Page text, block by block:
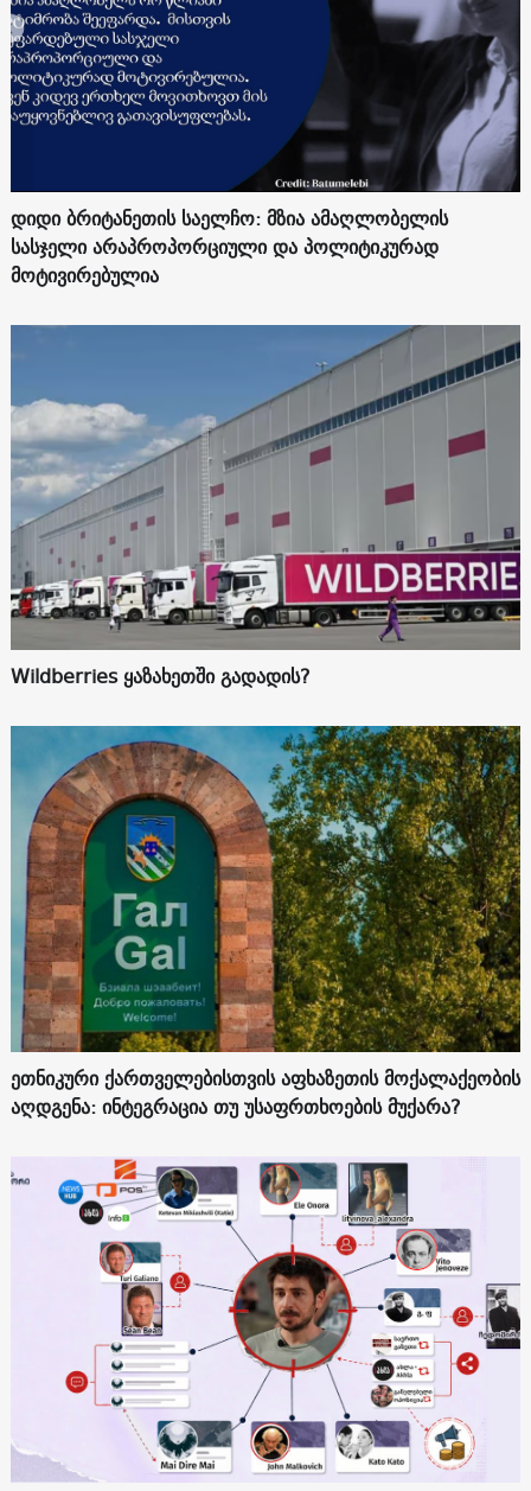
დიდი ბრიტანეთის საელჩო: მზია ამაღლობელის
სასჯელი არაპროპორციული და პოლიტიკურად
მოტივირებულია
Wildberries ყაზახეთში გადადის?
ეთნიკური ქართველებისთვის აფხაზეთის მოქალაქეობის
აღდგენა: ინტეგრაცია თუ უსაფრთხოების მუქარა?